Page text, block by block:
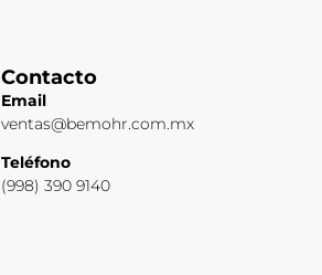
Contacto
Email
ventas@bemohr.com.mx
Teléfono
(998) 390 9140